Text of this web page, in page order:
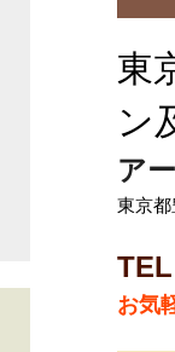
東
ン
ア
東京
お気